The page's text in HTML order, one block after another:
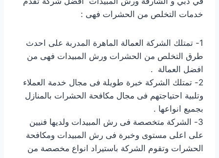
خدمات التخلص من الحشرات فهى :
1- تمتلك الشركة العمالة الماهرة المدربة على احدث
طرق التخلص من الحشرات ورش المبيدات فهى من
افضل العمالة .
2- تمتلك الشركة خبرة طويلة فى مجال خدمة العملاء
وتلبية احتياجتهم فى مجال مكافحة الحشرات بالمنازل
بجميع انواعها .
3- الشركة متخصصة فى رش المبيدات ولديها فنيين
على اعلى مستوى وخبرة فى رش المبيدات ومكافحة
الحشرات وتقوم الشركة باستيراد انواع مخصصة من